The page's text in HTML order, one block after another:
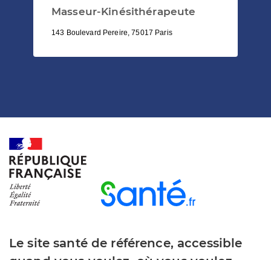
Masseur-Kinésithérapeute
143 Boulevard Pereire, 75017 Paris
Le site santé de référence, accessible